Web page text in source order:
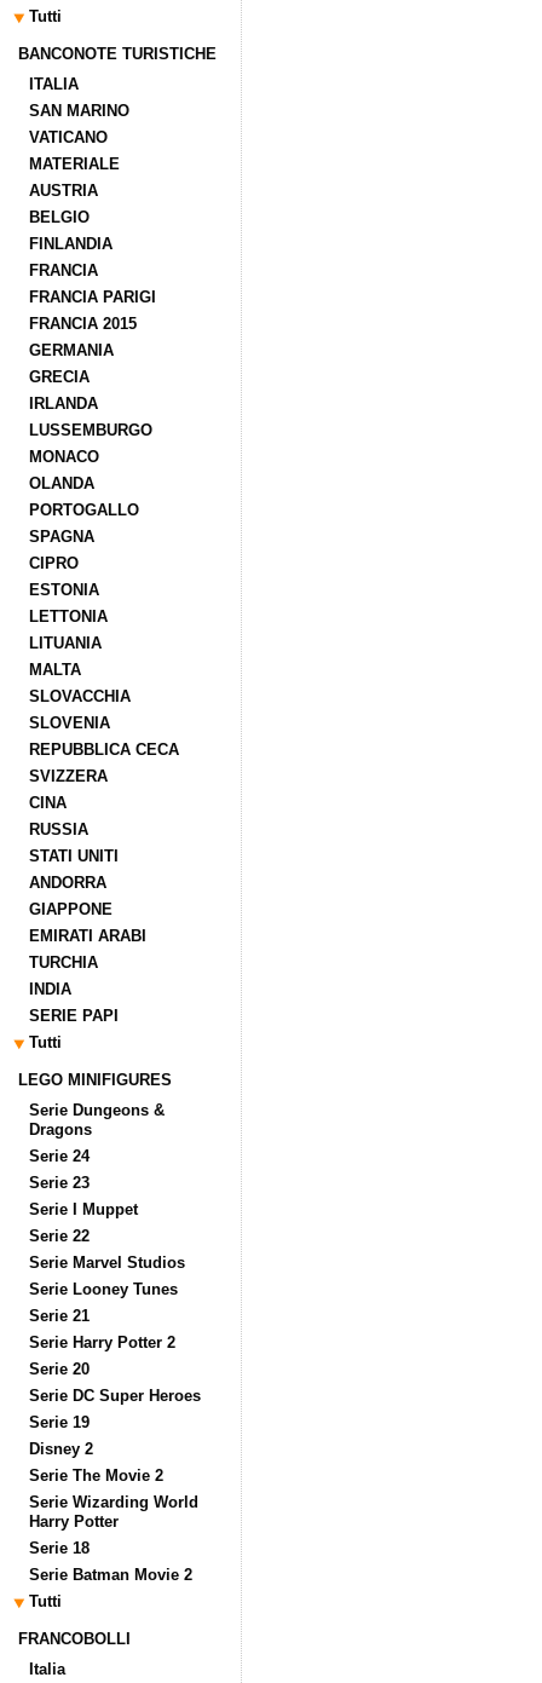
Tutti
BANCONOTE TURISTICHE
ITALIA
SAN MARINO
VATICANO
MATERIALE
AUSTRIA
BELGIO
FINLANDIA
FRANCIA
FRANCIA PARIGI
FRANCIA 2015
GERMANIA
GRECIA
IRLANDA
LUSSEMBURGO
MONACO
OLANDA
PORTOGALLO
SPAGNA
CIPRO
ESTONIA
LETTONIA
LITUANIA
MALTA
SLOVACCHIA
SLOVENIA
REPUBBLICA CECA
SVIZZERA
CINA
RUSSIA
STATI UNITI
ANDORRA
GIAPPONE
EMIRATI ARABI
TURCHIA
INDIA
SERIE PAPI
Tutti
LEGO MINIFIGURES
Serie Dungeons &
Dragons
Serie 24
Serie 23
Serie I Muppet
Serie 22
Serie Marvel Studios
Serie Looney Tunes
Serie 21
Serie Harry Potter 2
Serie 20
Serie DC Super Heroes
Serie 19
Disney 2
Serie The Movie 2
Serie Wizarding World
Harry Potter
Serie 18
Serie Batman Movie 2
Tutti
FRANCOBOLLI
Italia